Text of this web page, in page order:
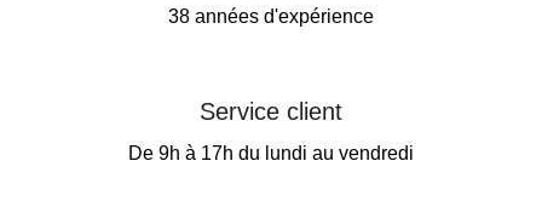
38 années d'expérience
Service client
De 9h à 17h du lundi au vendredi